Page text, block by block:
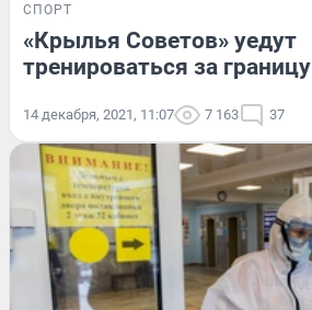
СПОРТ
«Крылья Советов» уедут
тренироваться за границу
14 декабря, 2021, 11:07 7 163 37